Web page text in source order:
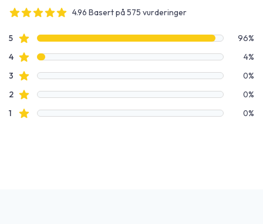
4.96 Basert på 575 vurderinger
Vurderingsdata
5Stjernevurderinger
96%
4Stjernevurderinger
4%
3 Stjernevurderinger
0%
2Stjernevurderinger
0%
1 Stjernevurderinger 0%